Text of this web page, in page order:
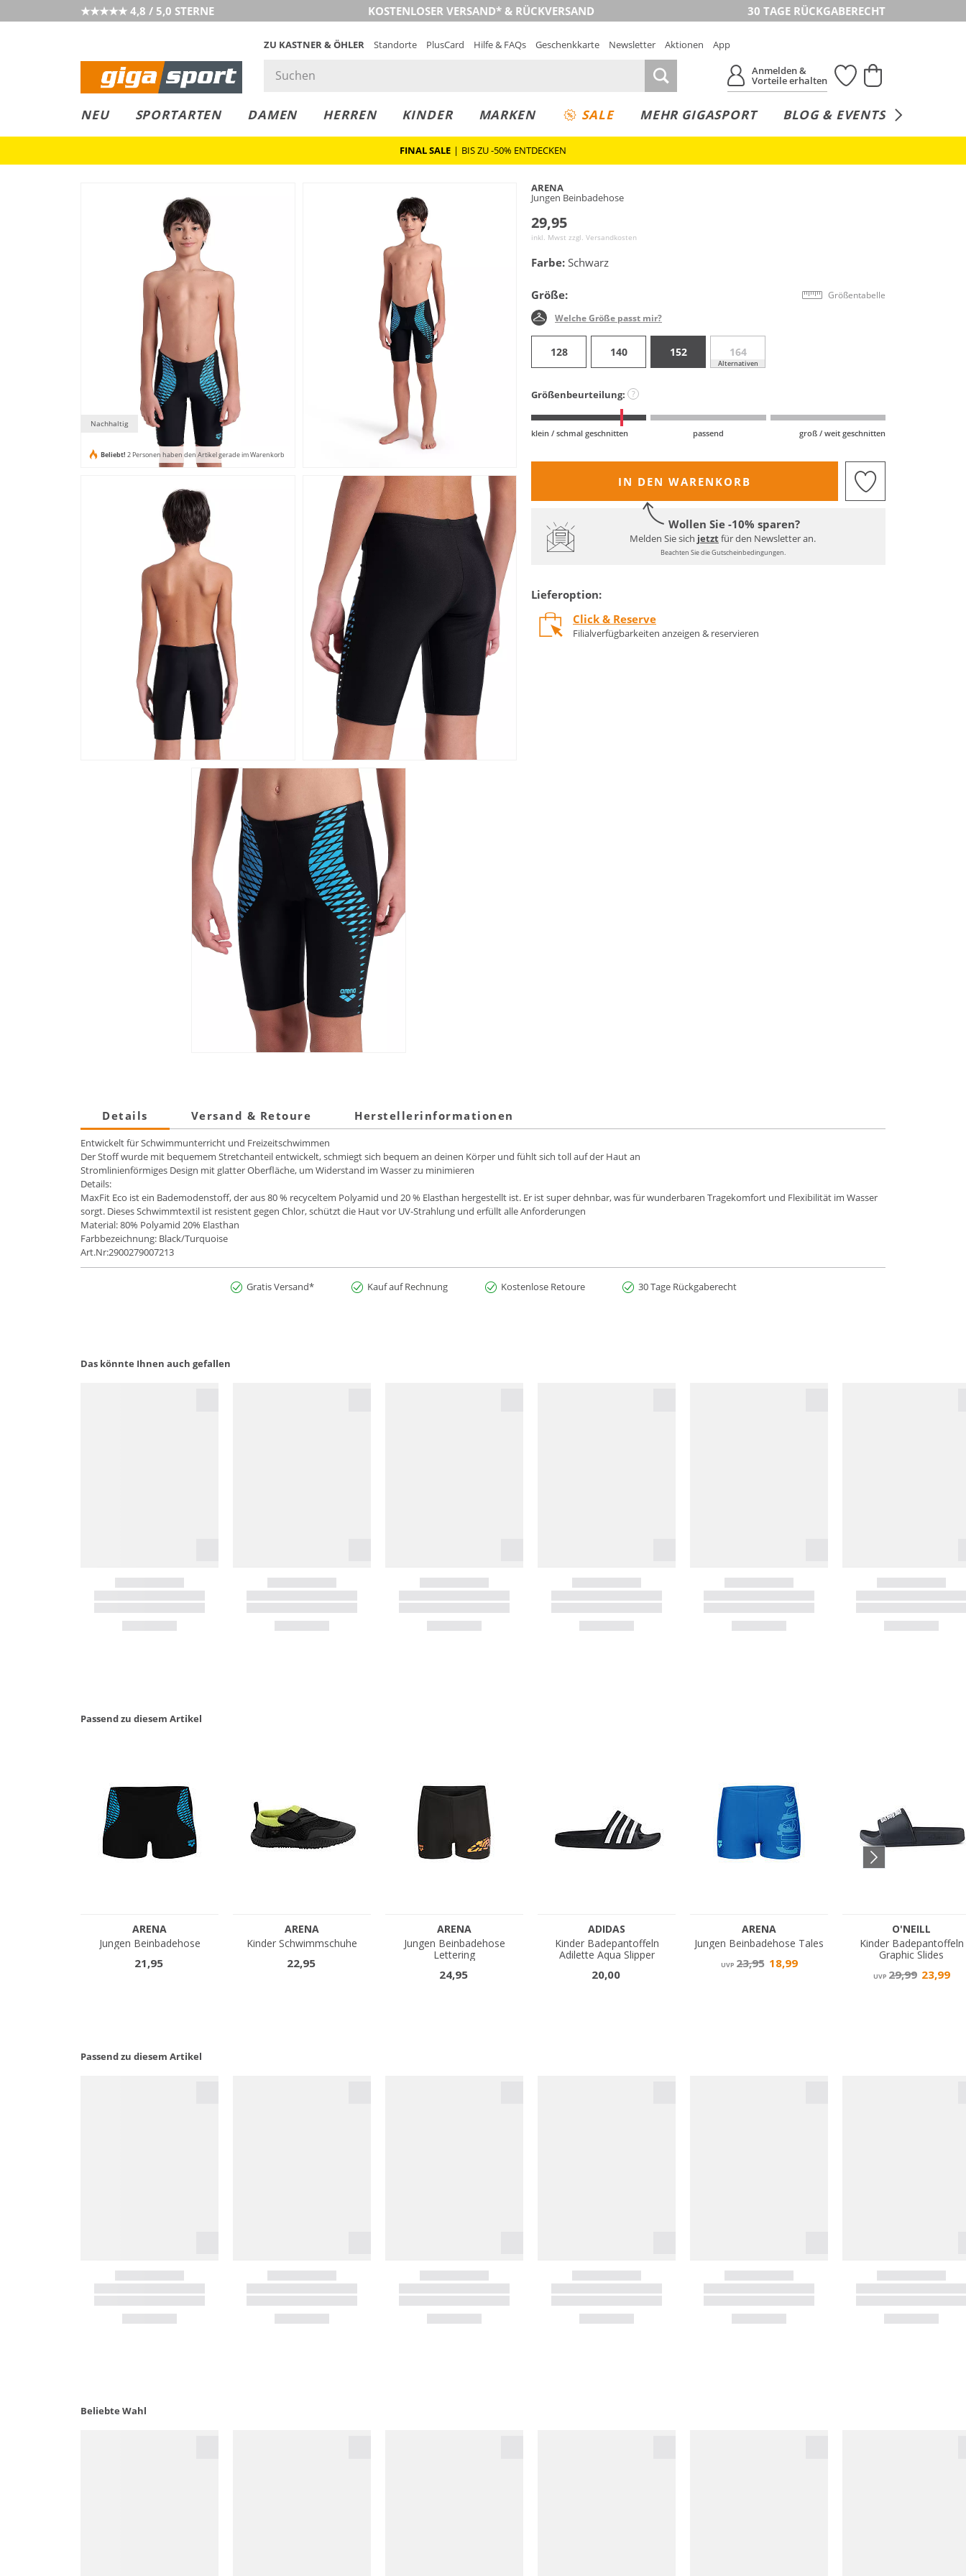
★★★★★ 4,8 / 5,0 STERNE KOSTENLOSER VERSAND* & RÜCKVERSAND 30 TAGE RÜCKGABERECHT
ZU KASTNER & ÖHLER Standorte PlusCard Hilfe & FAQs Geschenkkarte Newsletter Aktionen
App
Anmelden &
Vorteile erhalten
NEU SPORTARTEN DAMEN HERREN KINDER MARKEN SALE MEHR GIGASPORT BLOG & EVENTS
LEASING
COLLECT
RESERVE
FINAL SALE | BIS ZU -50% ENTDECKEN
Nachhaltig
Beliebt! 2 Personen haben den Artikel gerade im Warenkorb
ARENA
Jungen Beinbadehose
29,95
inkl. Mwst zzgl. Versandkosten
Farbe: Schwarz
Größe: Größentabelle
Welche Größe passt mir?
128 140 152 164
Alternativen
Größenbeurteilung: ?
klein / schmal geschnitten passend groß / weit geschnitten
IN DEN WARENKORB
Wollen Sie -10% sparen?
Melden Sie sich jetztfür den Newsletter an.
Beachten Sie die Gutscheinbedingungen.
Lieferoption:
Click & Reserve
Filialverfügbarkeiten anzeigen & reservieren
Details Versand & Retoure Herstellerinformationen
Entwickelt für Schwimmunterricht und Freizeitschwimmen
Der Stoff wurde mit bequemem Stretchanteil entwickelt, schmiegt sich bequem an deinen Körper und fühlt sich toll auf der Haut an
Stromlinienförmiges Design mit glatter Oberfläche, um Widerstand im Wasser zu minimieren
Details:
MaxFit Eco ist ein Bademodenstoff, der aus 80 % recyceltem Polyamid und 20 % Elasthan hergestellt ist. Er ist super dehnbar, was für wunderbaren Tragekomfort und Flexibilität im Wasser
sorgt. Dieses Schwimmtextil ist resistent gegen Chlor, schützt die Haut vor UV-Strahlung und erfüllt alle Anforderungen
Material: 80% Polyamid 20% Elasthan
Farbbezeichnung: Black/Turquoise
Art.Nr:2900279007213
Gratis Versand* Kauf auf Rechnung Kostenlose Retoure 30 Tage Rückgaberecht
Das könnte Ihnen auch gefallen
Passend zu diesem Artikel
Passend zu diesem Artikel
Beliebte Wahl